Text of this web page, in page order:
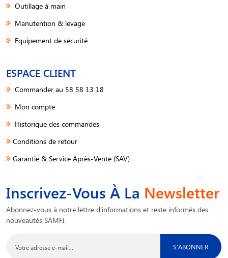
Outillage à main
Manutention & levage
Equipement de sécurité
ESPACE CLIENT
Commander au 58 58 13 18
Mon compte
Historique des commandes
Conditions de retour
Garantie & Service Après-Vente (SAV)
Inscrivez-Vous À La Newsletter
Abonnez-vous à notre lettre d'informations et reste informés des
nouveautés SAMFI
S'ABONNER